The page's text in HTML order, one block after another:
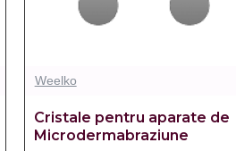
Weelko
Cristale pentru aparate de
Microdermabraziune